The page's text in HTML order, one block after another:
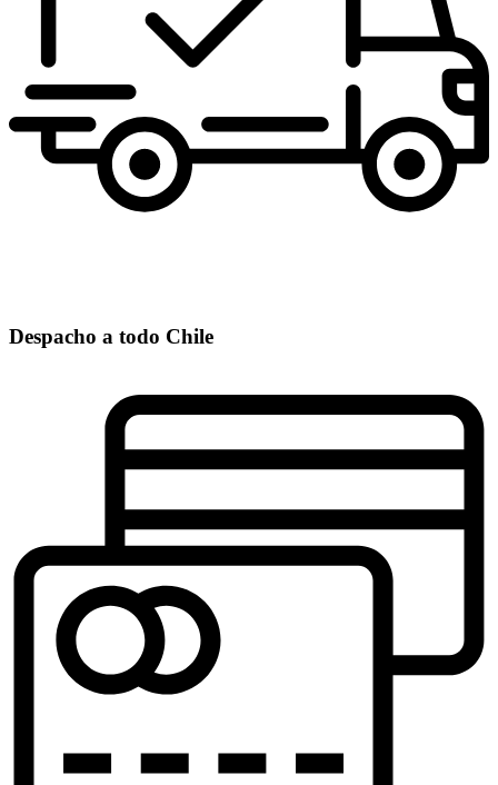
Despacho a todo Chile